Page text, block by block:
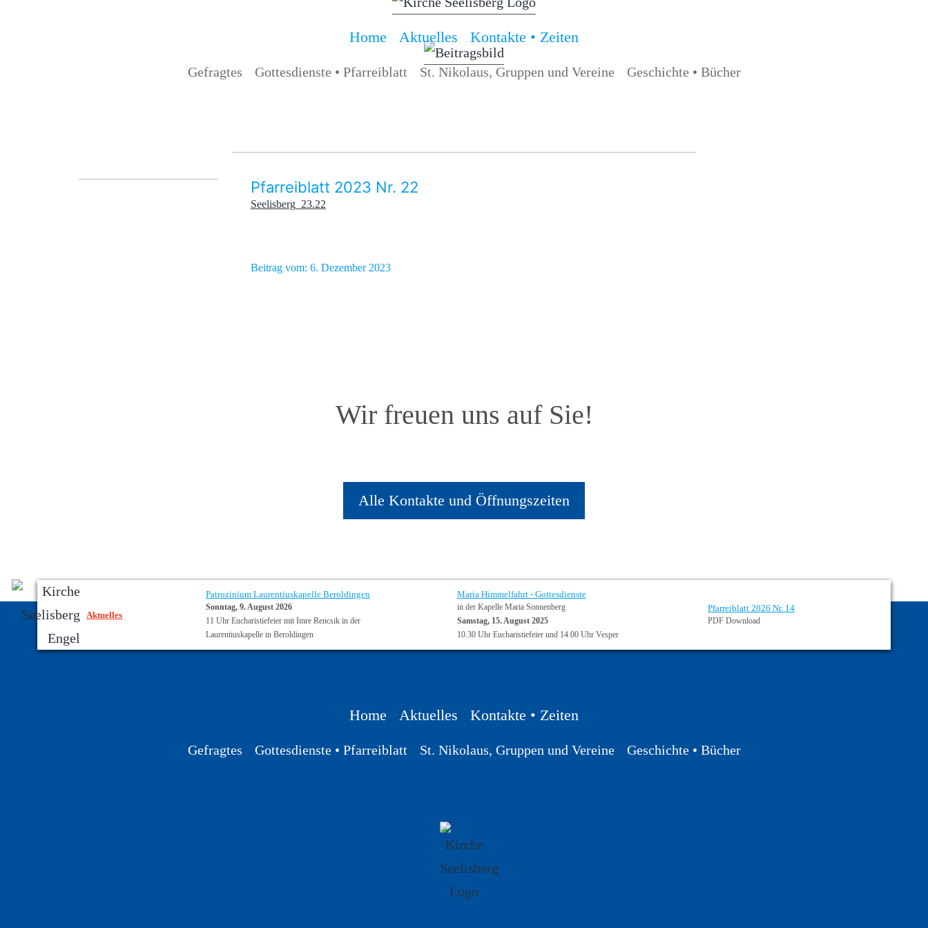
Home Aktuelles Kontakte • Zeiten
Gefragtes Gottesdienste • Pfarreiblatt St. Nikolaus, Gruppen und Vereine Geschichte • Bücher
Pfarreiblatt 2023 Nr. 22
Seelisberg_23.22
Beitrag vom: 6. Dezember 2023
Wir freuen uns auf Sie!
Alle Kontakte und Öffnungszeiten
Aktuelles
Patrozinium Laurentiuskapelle Beroldingen
Sonntag, 9. August 2026
11 Uhr Eucharistiefeier mit Imre Rencsik in der
Laurentiuskapelle in Beroldingen
Maria Himmelfahrt - Gottesdienste
in der Kapelle Maria Sonnenberg
Samstag, 15. August 2025
10.30 Uhr Eucharistiefeier und 14.00 Uhr Vesper
Pfarreiblatt 2026 Nr. 14
PDF Download
Home Aktuelles Kontakte • Zeiten
Gefragtes Gottesdienste • Pfarreiblatt St. Nikolaus, Gruppen und Vereine Geschichte • Bücher